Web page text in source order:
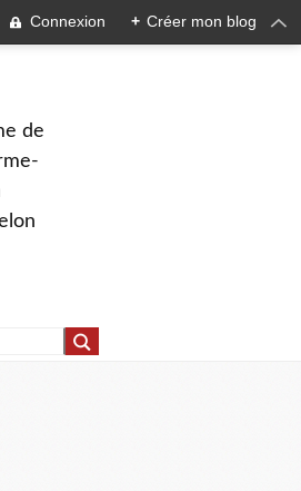
Connexion + Créer mon blog
de